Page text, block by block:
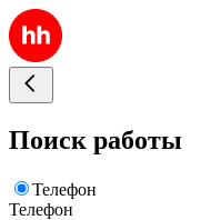
Поиск работы
Телефон
Телефон